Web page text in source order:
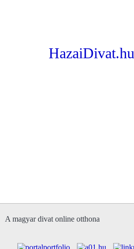
HazaiDivat.hu
A magyar divat online otthona